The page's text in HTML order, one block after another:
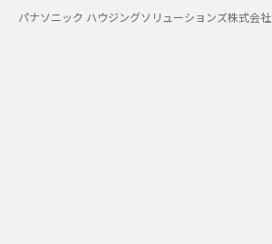
パナソニック ハウジングソリューションズ株式会社